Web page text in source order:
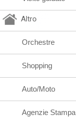
Altro
Orchestre
Shopping
Auto/Moto
Agenzie Stampa